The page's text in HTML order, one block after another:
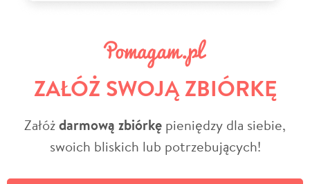
ZAŁÓŻ SWOJĄ ZBIÓRKĘ
Załóżdarmową zbiórkę pieniędzy dla siebie,
swoich bliskich lub potrzebujących!